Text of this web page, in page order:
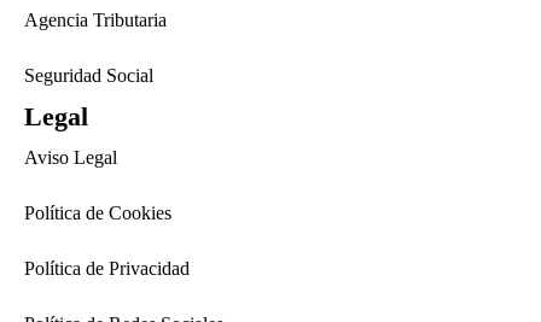
Agencia Tributaria
Seguridad Social
Legal
Aviso Legal
Política de Cookies
Política de Privacidad